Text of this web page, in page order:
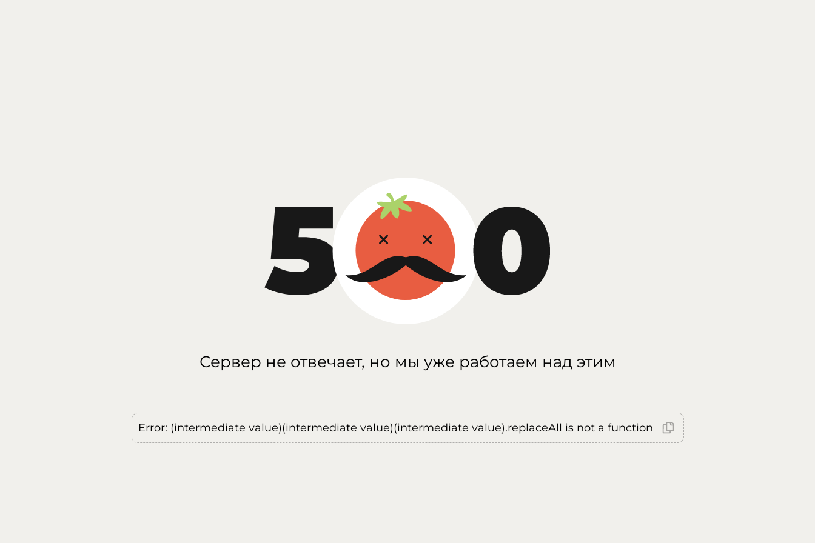
Сервер не отвечает, но мы уже работаем над этим
Error: (intermediate value)(intermediate value)(intermediate value).replaceAll is not a function